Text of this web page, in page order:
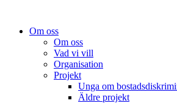
Om oss
Om oss
Vad vi vill
Organisation
Projekt
Unga om
Äldre projekt